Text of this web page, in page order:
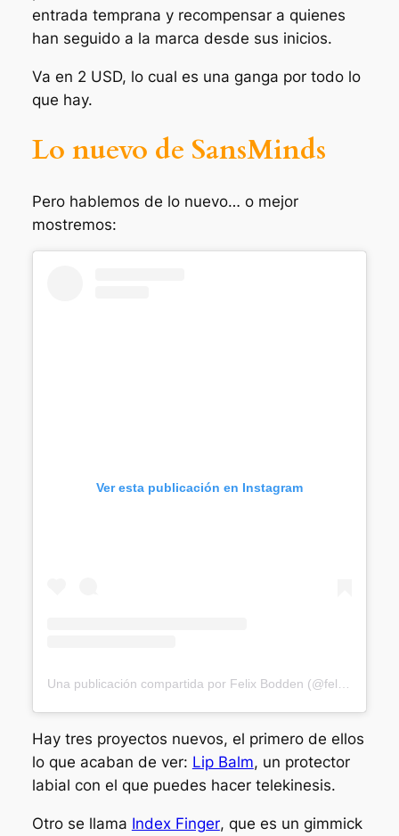
entrada temprana y recompensar a quienes
han seguido a la marca desde sus inicios.
Va en 2 USD, lo cual es una ganga por todo lo
que hay.
Lo nuevo de SansMinds
Pero hablemos de lo nuevo… o mejor
mostremos:
Ver esta publicación en Instagram
Hay tres proyectos nuevos, el primero de ellos
lo que acaban de ver: Lip Balm, un protector
labial con el que puedes hacer telekinesis.
Otro se llama Index Finger, que es un gimmick